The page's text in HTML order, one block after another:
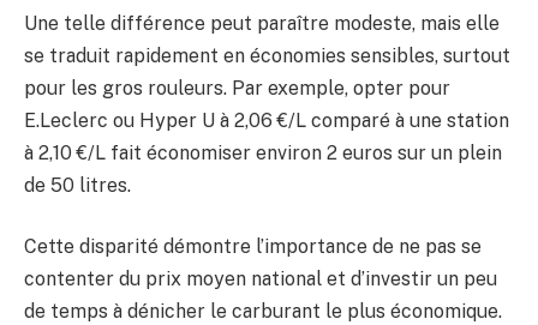
Une telle différence peut paraître modeste, mais elle
se traduit rapidement en économies sensibles, surtout
pour les gros rouleurs. Par exemple, opter pour
E.Leclerc ou Hyper U à 2,06 €/L comparé à une station
à 2,10 €/L fait économiser environ 2 euros sur un plein
de 50 litres.
Cette disparité démontre l’importance de ne pas se
contenter du prix moyen national et d’investir un peu
de temps à dénicher le carburant le plus économique.